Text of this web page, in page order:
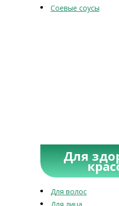
Соевые соусы
Для
Для волос